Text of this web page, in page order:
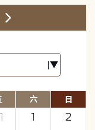
六 日
1
2